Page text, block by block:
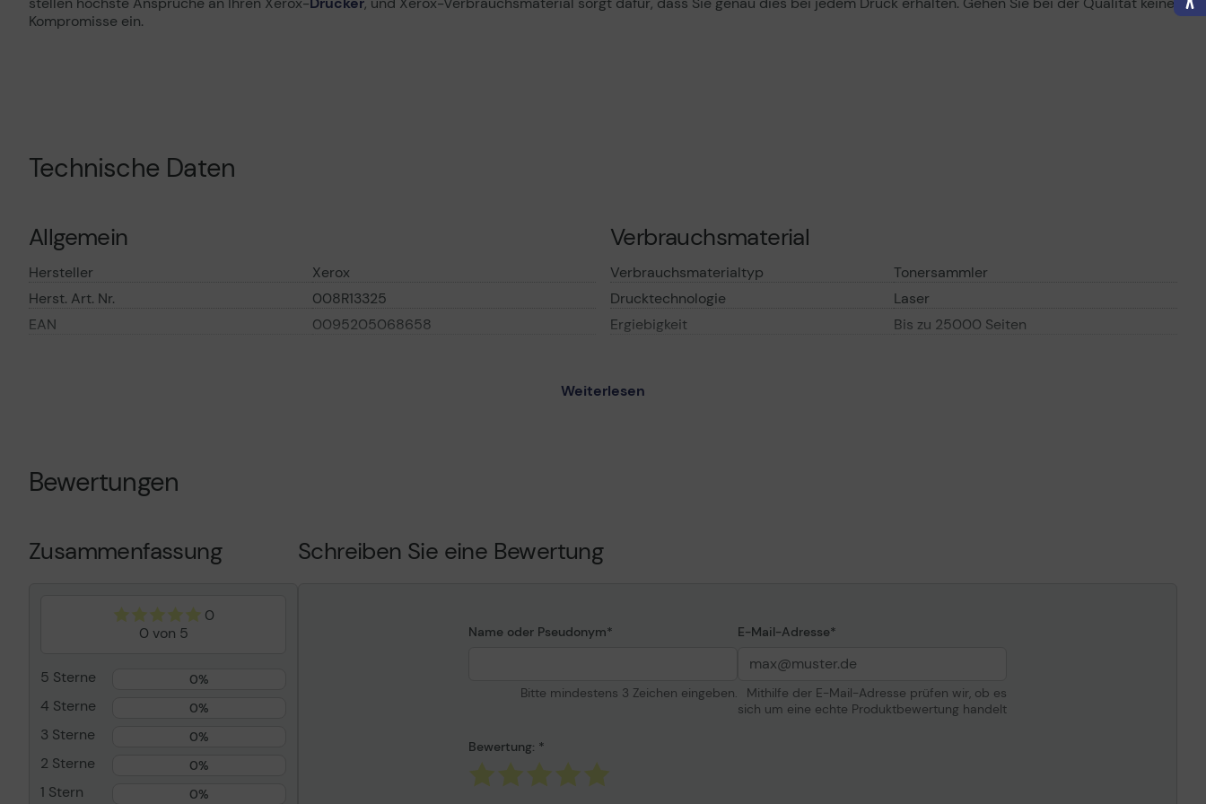
Kompromisse ein.
Technische Daten
Allgemein
Hersteller
Xerox
Herst. Art. Nr.
008R13325
EAN
0095205068658
Ergiebigkeit
Verbrauchsmaterial
Verbrauchsmaterialtyp
Tonersammler
Drucktechnologie
Laser
Ergiebigkeit
Bis zu 25000 Seiten
Weiterlesen
Bewertungen
Zusammenfassung
0
0 von 5
5 Sterne 0%
4 Sterne 0%
3 Sterne 0%
2 Sterne 0%
1 Stern 0%
Schreiben Sie eine Bewertung
Name oder Pseudonym
Bitte mindestens 3 Zeichen eingeben.
E-Mail-Adresse
Mithilfe der E-Mail-Adresse prüfen wir, ob es
sich um eine echte Produktbewertung handelt
Bewertung: